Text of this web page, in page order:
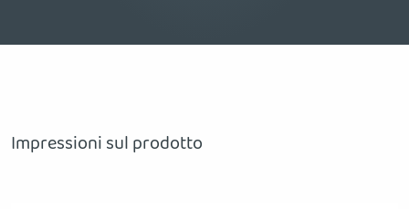
Impressioni sul prodotto